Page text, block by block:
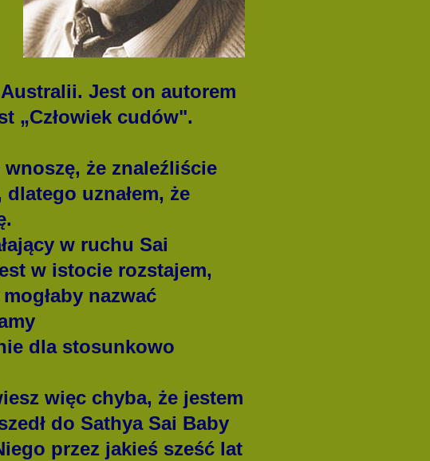
Jest on autorem
„Człowiek cudów".
że znaleźliście
uznałem, że
w ruchu Sai
w istocie rozstajem,
nazwać
dla stosunkowo
więc chyba, że jestem
do Sathya Sai Baby
przez jakieś sześć lat